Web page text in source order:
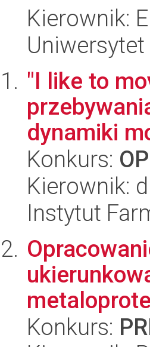
Kierownik:
"I like to
dynamiki
Konkurs:
Kierownik:
Instytut
Konkurs: